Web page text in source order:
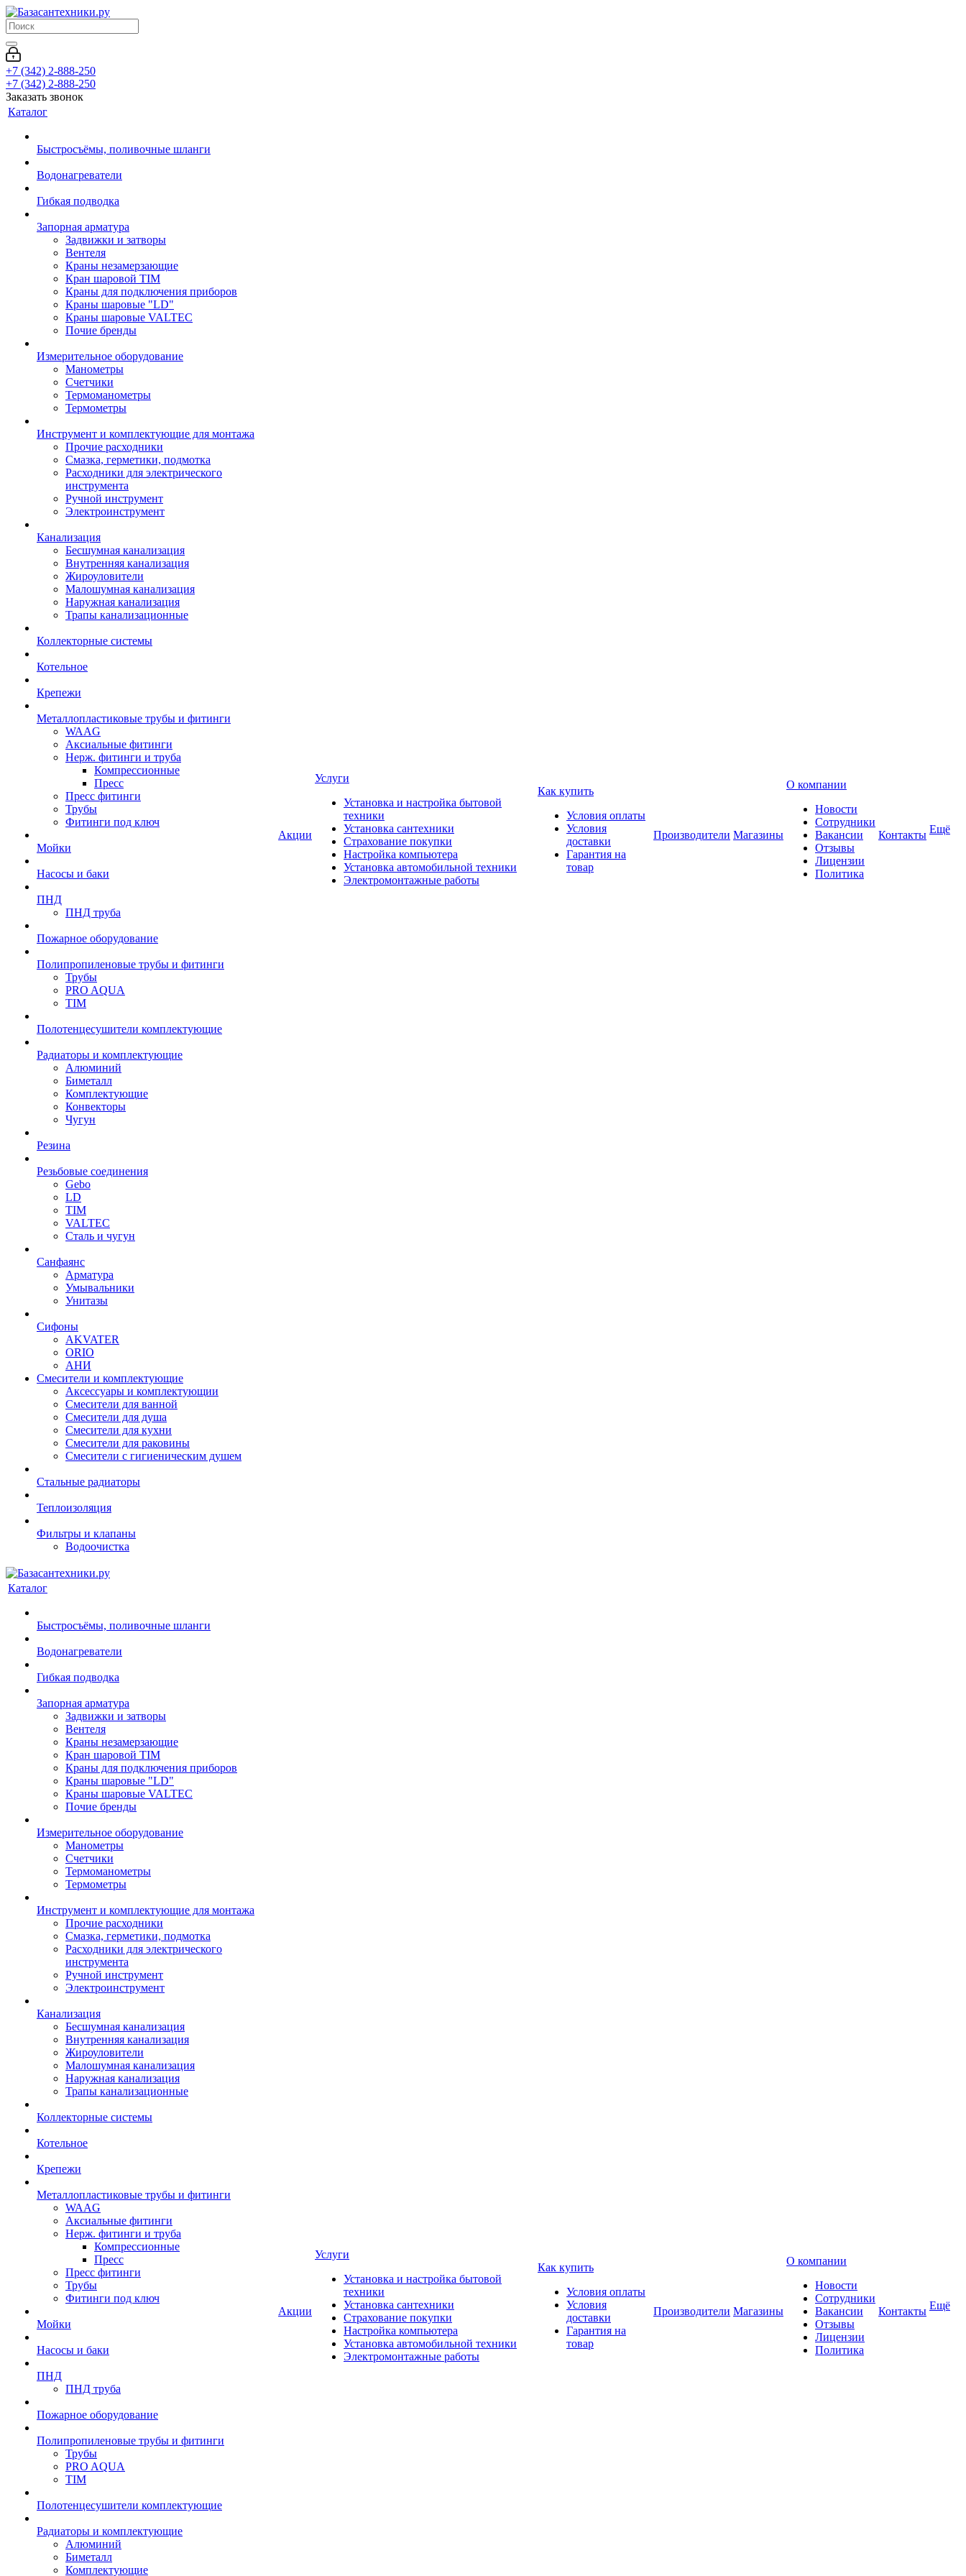
+7 (342) 2-888-250
+7 (342) 2-888-250
Заказать звонок
Каталог
Быстросъёмы, поливочные шланги
Водонагреватели
Гибкая подводка
Запорная арматура
Задвижки и затворы
Вентеля
Краны незамерзающие
Кран шаровой TIM
Краны для подключения приборов
Краны шаровые "LD"
Краны шаровые VALTEC
Почие бренды
Измерительное оборудование
Манометры
Счетчики
Термоманометры
Термометры
Инструмент и комплектующие для монтажа
Прочие расходники
Смазка, герметики, подмотка
Расходники для электрического
инструмента
Ручной инструмент
Электроинструмент
Канализация
Бесшумная канализация
Внутренняя канализация
Жироуловители
Малошумная канализация
Наружная канализация
Трапы канализационные
Коллекторные системы
Котельное
Крепежи
Металлопластиковые трубы и фитинги
WAAG
Аксиальные фитинги
Нерж. фитинги и труба
Компрессионные
Пресс
Пресс фитинги
Трубы
Фитинги под ключ
Мойки
Насосы и баки
ПНД
ПНД труба
Пожарное оборудование
Полипропиленовые трубы и фитинги
Трубы
PRO AQUA
TIM
Полотенцесушители комплектующие
Радиаторы и комплектующие
Алюминий
Биметалл
Комплектующие
Конвекторы
Чугун
Резина
Резьбовые соединения
Gebo
LD
TIM
VALTEC
Сталь и чугун
Санфаянс
Арматура
Умывальники
Унитазы
Сифоны
AKVATER
ORIO
АНИ
Смесители и комплектующие
Аксессуары и комплектующии
Смесители для ванной
Смесители для душа
Смесители для кухни
Смесители для раковины
Смесители с гигиеническим душем
Стальные радиаторы
Теплоизоляция
Фильтры и клапаны
Водоочистка
Акции
Услуги
Установка и настройка бытовой
техники
Установка сантехники
Страхование покупки
Настройка компьютера
Установка автомобильной техники
Электромонтажные работы
Как купить
Условия оплаты
Условия
доставки
Гарантия на
товар
Производители Магазины
О компании
Новости
Сотрудники
Вакансии
Отзывы
Лицензии
Политика
Контакты Ещё
Каталог
Быстросъёмы, поливочные шланги
Водонагреватели
Гибкая подводка
Запорная арматура
Задвижки и затворы
Вентеля
Краны незамерзающие
Кран шаровой TIM
Краны для подключения приборов
Краны шаровые "LD"
Краны шаровые VALTEC
Почие бренды
Измерительное оборудование
Манометры
Счетчики
Термоманометры
Термометры
Инструмент и комплектующие для монтажа
Прочие расходники
Смазка, герметики, подмотка
Расходники для электрического
инструмента
Ручной инструмент
Электроинструмент
Канализация
Бесшумная канализация
Внутренняя канализация
Жироуловители
Малошумная канализация
Наружная канализация
Трапы канализационные
Коллекторные системы
Котельное
Крепежи
Металлопластиковые трубы и фитинги
WAAG
Аксиальные фитинги
Нерж. фитинги и труба
Компрессионные
Пресс
Пресс фитинги
Трубы
Фитинги под ключ
Мойки
Насосы и баки
ПНД
ПНД труба
Пожарное оборудование
Полипропиленовые трубы и фитинги
Трубы
PRO AQUA
TIM
Полотенцесушители комплектующие
Радиаторы и комплектующие
Алюминий
Биметалл
Комплектующие
Акции
Услуги
Установка и настройка бытовой
техники
Установка сантехники
Страхование покупки
Настройка компьютера
Установка автомобильной техники
Электромонтажные работы
Как купить
Условия оплаты
Условия
доставки
Гарантия на
товар
Производители Магазины
О компании
Новости
Сотрудники
Вакансии
Отзывы
Лицензии
Политика
Контакты Ещё